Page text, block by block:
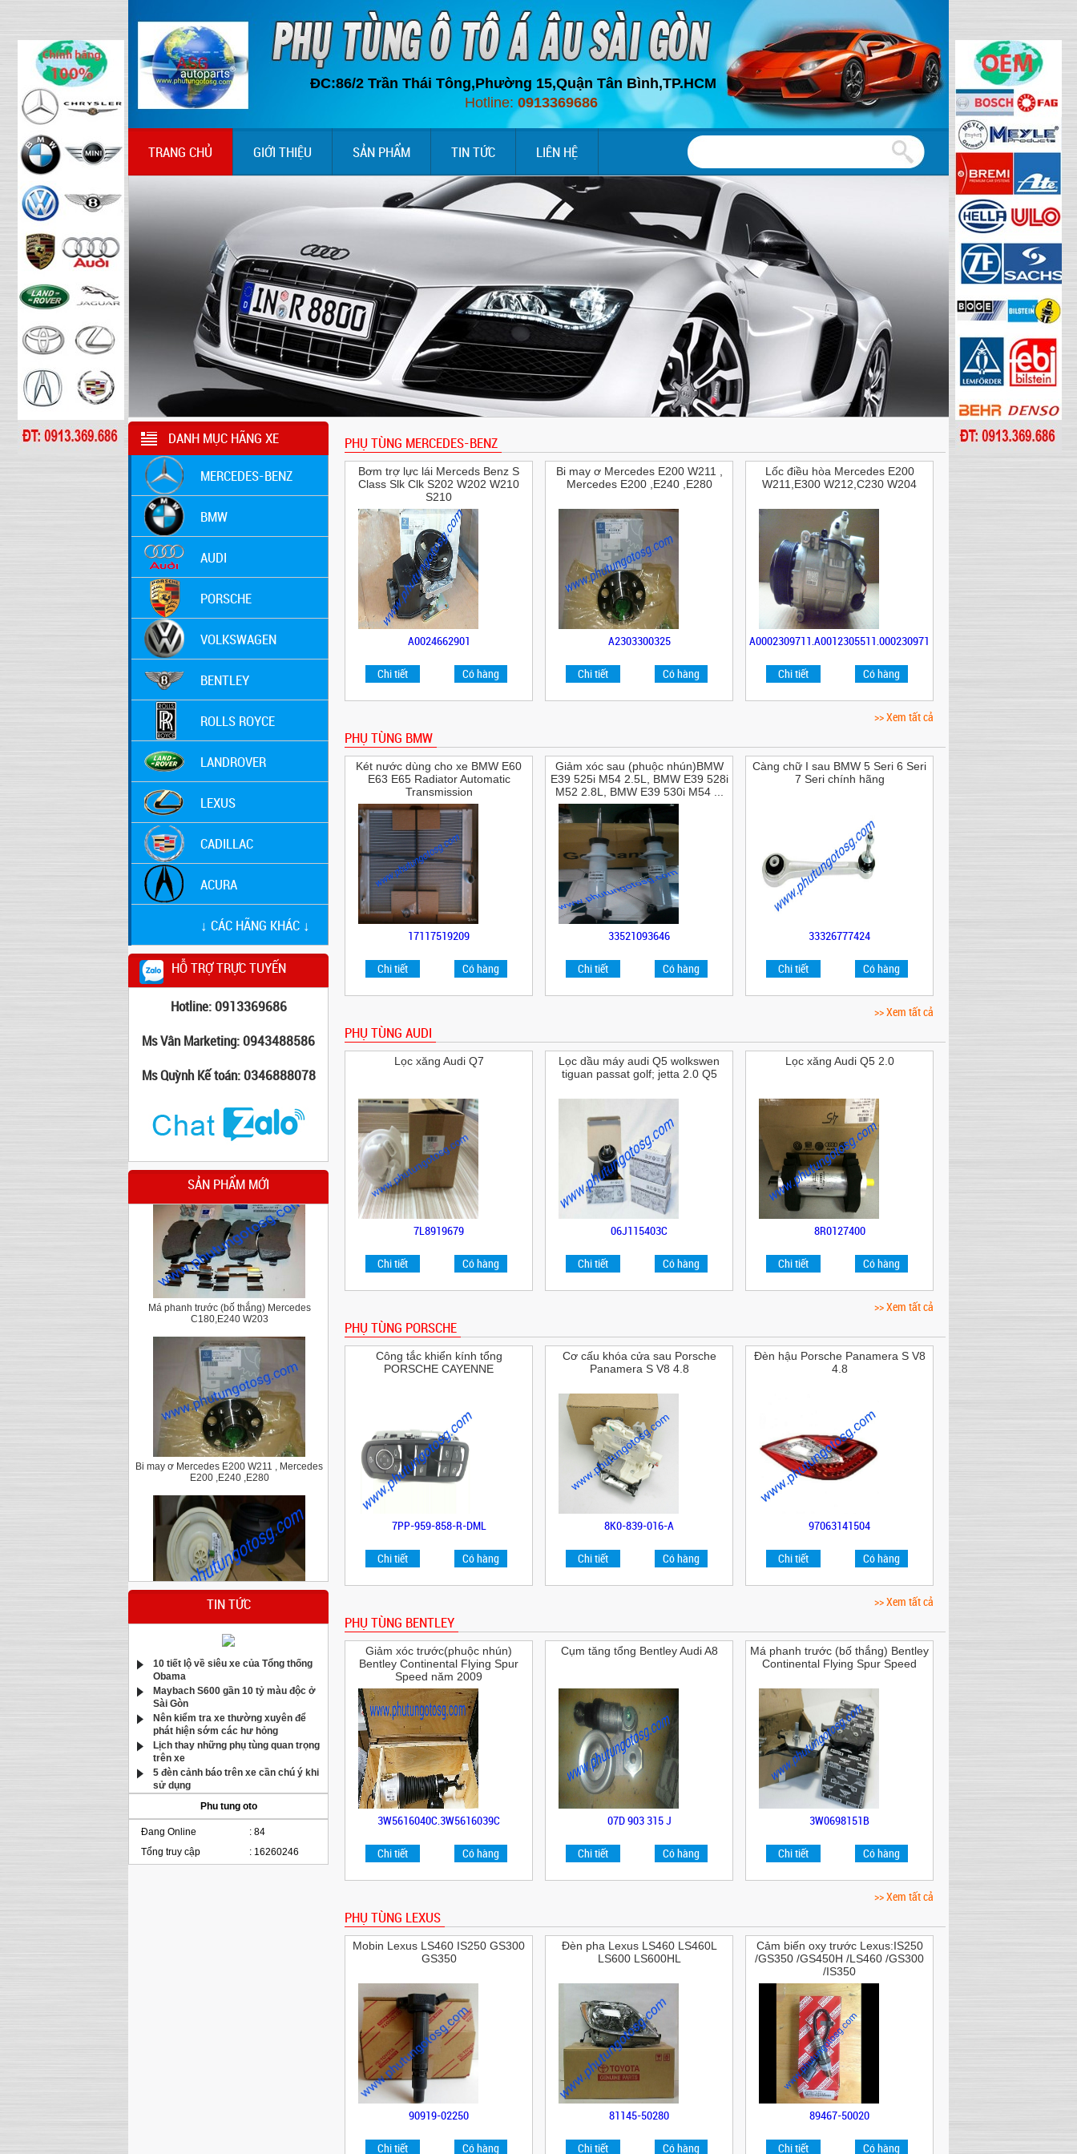
ĐC:86/2 Trần Thái Tông,Phường 15,Quận Tân Bình,TP.HCM
Hotline: 0913369686
TRANG CHỦ GIỚI THIỆU SẢN PHẨM TIN TỨC LIÊN HỆ
DANH MỤC HÃNG XE
MERCEDES-BENZ
BMW
AUDI
PORSCHE
VOLKSWAGEN
BENTLEY
ROLLS ROYCE
LANDROVER
LEXUS
CADILLAC
ACURA
↓ CÁC HÃNG KHÁC ↓
HỖ TRỢ TRỰC TUYẾN
Hotline: 0913369686
Ms Vân Marketing: 0943488586
Ms Quỳnh Kế toán: 0346888078
SẢN PHẨM MỚI
Cao su chân hộp số Mercedes C Class
W204,E class W212
Má phanh trước (bố thắng) Mercedes
C180,E240 W203
Bi may ơ Mercedes E200 W211 , Mercedes
E200 ,E240 ,E280
Bầu hơi giảm xóc sau Bmw X5 E70
Má phanh trước Mercedes C200,C250,C300
E250 CGI W204 W212
TIN TỨC
10 tiết lộ về siêu xe của Tổng thống
Obama
Maybach S600 gần 10 tỷ màu độc ở
Sài Gòn
Nên kiểm tra xe thường xuyên để
phát hiện sớm các hư hỏng
Lịch thay những phụ tùng quan trọng
trên xe
5 đèn cảnh báo trên xe cần chú ý khi
sử dụng
Phu tung oto
Đang Online : 84
Tổng truy cập
: 16260246
PHỤ TÙNG MERCEDES-BENZ
Bơm trợ lực lái Merceds Benz S
Class Slk Clk S202 W202 W210
S210
A0024662901
Chi tiết Có hàng
Bi may ơ Mercedes E200 W211 ,
Mercedes E200 ,E240 ,E280
A2303300325
Chi tiết Có hàng
Lốc điều hòa Mercedes E200
W211,E300 W212,C230 W204
Chi tiết Có hàng
>> Xem tất cả
PHỤ TÙNG BMW
Két nước dùng cho xe BMW E60
E63 E65 Radiator Automatic
Transmission
17117519209
Chi tiết Có hàng
Giảm xóc sau (phuộc nhún)BMW
E39 525i M54 2.5L, BMW E39 528i
M52 2.8L, BMW E39 530i M54 ...
33521093646
Chi tiết Có hàng
Càng chữ I sau BMW 5 Seri 6 Seri
7 Seri chính hãng
33326777424
Chi tiết Có hàng
>> Xem tất cả
PHỤ TÙNG AUDI
Lọc xăng Audi Q7
7L8919679
Chi tiết Có hàng
Lọc dầu máy audi Q5 wolkswen
tiguan passat golf; jetta 2.0 Q5
06J115403C
Chi tiết Có hàng
Lọc xăng Audi Q5 2.0
8R0127400
Chi tiết Có hàng
>> Xem tất cả
PHỤ TÙNG PORSCHE
Công tắc khiển kính tổng
PORSCHE CAYENNE
7PP-959-858-R-DML
Chi tiết Có hàng
Cơ cấu khóa cửa sau Porsche
Panamera S V8 4.8
8K0-839-016-A
Chi tiết Có hàng
Đèn hậu Porsche Panamera S V8
4.8
97063141504
Chi tiết Có hàng
>> Xem tất cả
PHỤ TÙNG BENTLEY
Giảm xóc trước(phuộc nhún)
Bentley Continental Flying Spur
Speed năm 2009
3W5616040C,3W5616039C
Chi tiết Có hàng
Cụm tăng tổng Bentley Audi A8
07D 903 315 J
Chi tiết Có hàng
Má phanh trước (bố thắng) Bentley
Continental Flying Spur Speed
3W0698151B
Chi tiết Có hàng
>> Xem tất cả
PHỤ TÙNG LEXUS
Mobin Lexus LS460 IS250 GS300
GS350
90919-02250
Chi tiết Có hàng
Đèn pha Lexus LS460 LS460L
LS600 LS600HL
81145-50280
Chi tiết Có hàng
Cảm biến oxy trước Lexus:IS250
/GS350 /GS450H /LS460 /GS300
/IS350
89467-50020
Chi tiết Có hàng